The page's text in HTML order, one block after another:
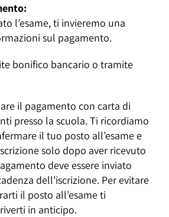
l’esame, ti invieremo una
sul pagamento.
bonifico bancario o tramite
il pagamento con carta di
presso la scuola. Ti ricordiamo
il tuo posto all’esame e
solo dopo aver ricevuto
deve essere inviato
dell’iscrizione. Per evitare
il posto all’esameti
in anticipo.